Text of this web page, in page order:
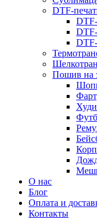
DTF-
Пошив на
Худи
О нас
Блог
Оплата и
Контакты